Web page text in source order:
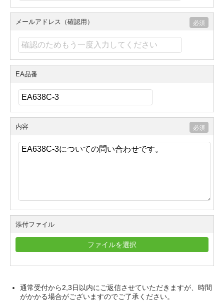
メールアドレス（確認用）
EA品番
内容
添付ファイル
ファイルを選択
通常受付から2,3日以内にご返信させていただきますが、時間
がかかる場合がございますのでご了承ください。